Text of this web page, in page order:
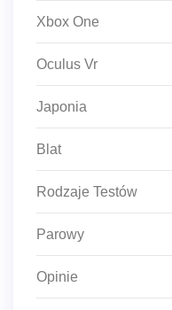
Xbox One
Oculus Vr
Japonia
Blat
Rodzaje Testów
Parowy
Opinie